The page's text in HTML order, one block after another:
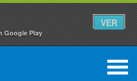
Google Play
VER
0